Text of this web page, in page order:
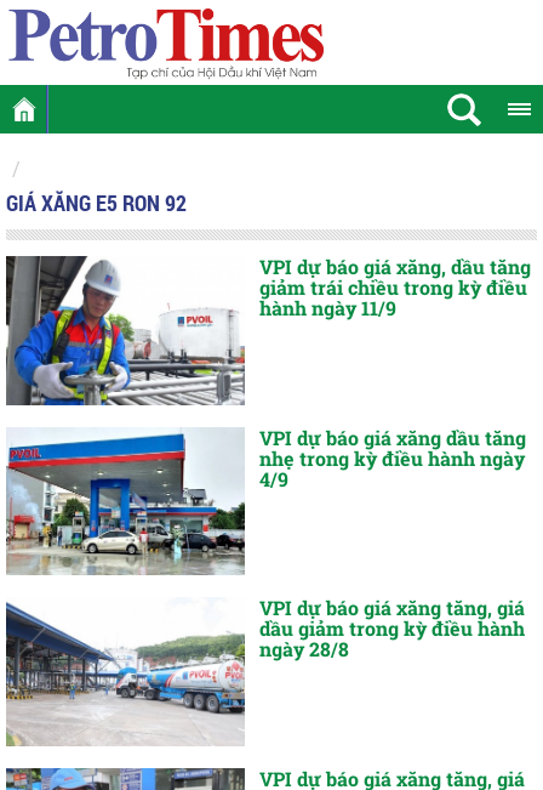
GIÁ XĂNG E5 RON 92
VPI dự báo giá xăng, dầu tăng
giảm trái chiều trong kỳ điều
hành ngày 11/9
VPI dự báo giá xăng dầu tăng
nhẹ trong kỳ điều hành ngày
4/9
VPI dự báo giá xăng tăng, giá
dầu giảm trong kỳ điều hành
ngày 28/8
VPI dự báo giá xăng tăng, giá